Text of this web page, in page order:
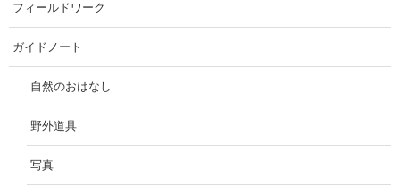
フィールドワーク
ガイドノート
自然のおはなし
野外道具
写真